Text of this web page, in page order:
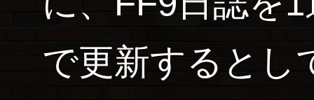
で更新するとし